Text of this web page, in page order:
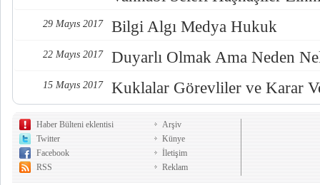
29 Mayıs 2017 Bilgi Algı Medya Hukuk
22 Mayıs 2017 Duyarlı Olmak Ama Neden
15 Mayıs 2017 Kuklalar Görevliler ve Karar
Haber Bülteni eklentisi
Twitter
Facebook
RSS
Arşiv
Künye
İletişim
Reklam